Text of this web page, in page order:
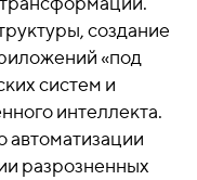
создание
«под
систем и
интеллекта.
автоматизации
разрозненных